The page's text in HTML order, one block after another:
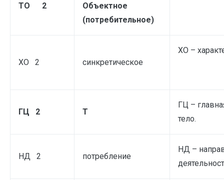
ТО 2
Объектное
(потребительное)
ХО 2 синкретическое
ХО –
ГЦ 2 Т
ГЦ –
тело.
НД 2 потребление
НД –